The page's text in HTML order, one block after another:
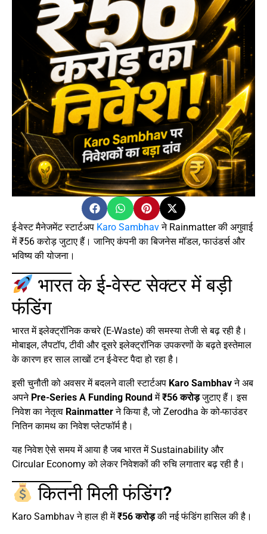
ई-वेस्ट मैनेजमेंट स्टार्टअप Karo Sambhavने Rainmatter की अगुवाई
में ₹56 करोड़ जुटाए हैं। जानिए कंपनी का बिजनेस मॉडल, फाउंडर्स और
भविष्य की योजना।
भारत के ई-वेस्ट सेक्टर में बड़ी
फंडिंग
भारत में इलेक्ट्रॉनिक कचरे (E-Waste) की समस्या तेजी से बढ़ रही है।
मोबाइल, लैपटॉप, टीवी और दूसरे इलेक्ट्रॉनिक उपकरणों के बढ़ते इस्तेमाल
के कारण हर साल लाखों टन ई-वेस्ट पैदा हो रहा है।
इसी चुनौती को अवसर में बदलने वाली स्टार्टअप Karo Sambhavने अब
अपने Pre-Series A Funding Roundमें₹56 करोड़जुटाए हैं। इस
निवेश का नेतृत्व Rainmatterने किया है, जो Zerodha के को-फाउंडर
नितिन कामथ का निवेश प्लेटफॉर्म है।
यह निवेश ऐसे समय में आया है जब भारत में Sustainability और
Circular Economy को लेकर निवेशकों की रुचि लगातार बढ़ रही है।
कितनी मिली फंडिंग?
Karo Sambhav ने हाल ही में₹56 करोड़की नई फंडिंग हासिल की है।